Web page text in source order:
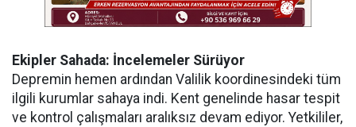
Ekipler Sahada: İncelemeler Sürüyor
Depremin hemen ardından Valilik koordinesindeki tüm
ilgili kurumlar sahaya indi. Kent genelinde hasar tespit
ve kontrol çalışmaları aralıksız devam ediyor. Yetkililer,